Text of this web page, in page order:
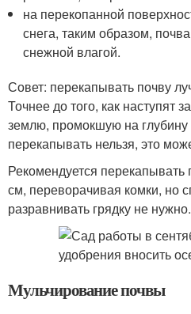
на перекопанной
снега, таким образом,
снежной влагой.
Совет: перекапывать почву
Точнее до того, как наступят
землю, промокшую на
перекапывать нельзя, это
Рекомендуется перекапывать
см, переворачивая комки, но
разравнивать грядку не нужно.
Мульчирование почвы